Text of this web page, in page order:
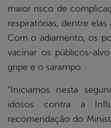
maior risco de
respiratórias, dentre
Com o adiamento, os
vacinar os públicos-
gripe e o sarampo.
“Iniciamos nesta
idosos contra a
recomendação do